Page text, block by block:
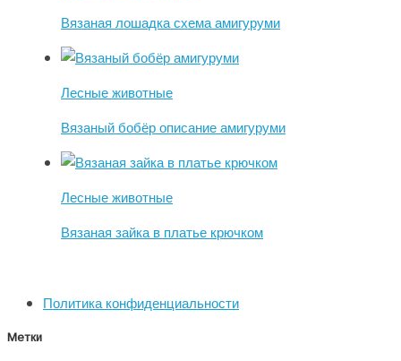
Вязаная лошадка схема амигуруми
Лесные животные
Вязаный бобёр описание амигуруми
Лесные животные
Вязаная зайка в платье крючком
Политика конфиденциальности
Метки